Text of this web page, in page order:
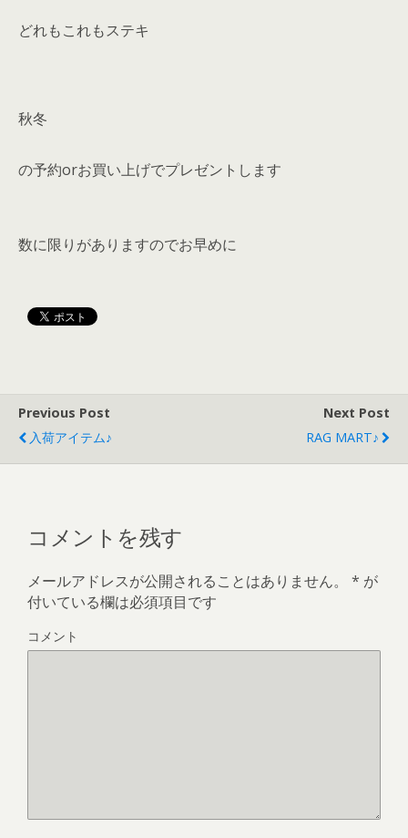
どれもこれもステキ
秋冬
の予約orお買い上げでプレゼントします
数に限りがありますのでお早めに
Previous Post
入荷アイテム♪
Next Post
RAG MART♪
コメントを残す
メールアドレスが公開されることはありません。 * が
付いている欄は必須項目です
コメント